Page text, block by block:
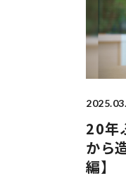
20年
から
編】